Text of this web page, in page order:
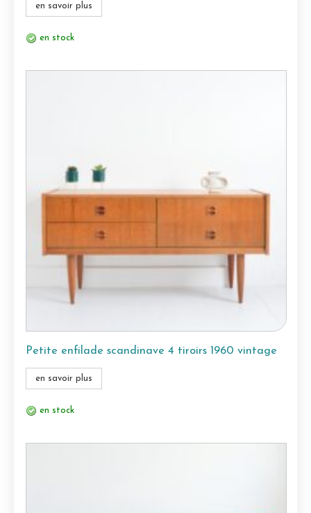
en savoir plus
en stock
Petite enfilade scandinave 4 tiroirs 1960 vintage
en savoir plus
en stock